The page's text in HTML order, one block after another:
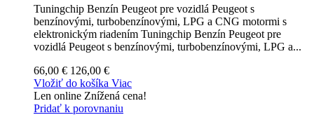
Tuningchip Benzín Peugeot pre vozidlá Peugeot s
benzínovými, turbobenzínovými, LPG a CNG motormi s
elektronickým riadením Tuningchip Benzín Peugeot pre
vozidlá Peugeot s benzínovými, turbobenzínovými, LPG a...
66,00 € 126,00 €
Vložiť do košíka Viac
Len online Znížená cena!
Pridať k porovnaniu